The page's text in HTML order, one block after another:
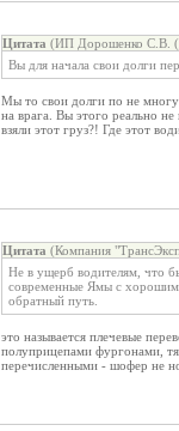
Цитата (ИП Дорошенко С.В.
Вы для начала свои долги
Мы то свои долги по не
на врага. Вы этого реально
взяли этот груз?! Где этот
Цитата (Компания
Не в ущерб водителям, что
современные Ямы с
обратный путь.
это называется плечевые
полуприцепами фургонами,
перечисленными - шофер не